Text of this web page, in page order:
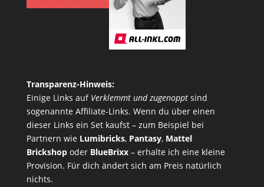
Transparenz-Hinweis:
Einige Links auf Verklemmt und zugenopptsind
sogenannte Affiliate-Links. Wenn du über einen
dieser Links ein Set kaufst – zum Beispiel bei
Partnern wie Lumibricks, Pantasy, Mattel
Brickshopoder BlueBrixx– erhalte ich eine kleine
Provision. Für dich ändert sich am Preis natürlich
nichts.